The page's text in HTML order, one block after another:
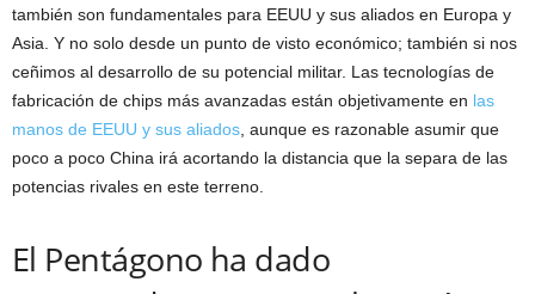
también son fundamentales para EEUU y sus aliados en Europa y
Asia. Y no solo desde un punto de visto económico; también si nos
ceñimos al desarrollo de su potencial militar. Las tecnologías de
fabricación de chips más avanzadas están objetivamente en las
manos de EEUU y sus aliados , aunque es razonable asumir que
poco a poco China irá acortando la distancia que la separa de las
potencias rivales en este terreno.
El Pentágono ha dado